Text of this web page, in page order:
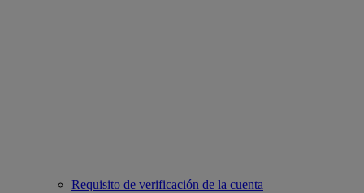
Requisito de verificación de la cuenta